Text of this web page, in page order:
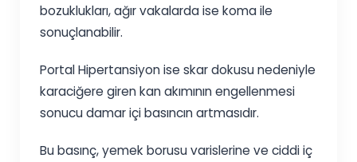
bozuklukları, ağır vakalarda ise koma ile
sonuçlanabilir.
Portal Hipertansiyon ise skar dokusu nedeniyle
karaciğere giren kan akımının engellenmesi
sonucu damar içi basıncın artmasıdır.
Bu basınç, yemek borusu varislerine ve ciddi iç